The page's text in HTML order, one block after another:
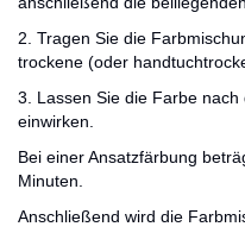
2. Tragen Sie die
trockene (oder
3. Lassen Sie die Farbe
einwirken.
Bei einer Ansatzfärbung
Minuten.
Anschließend wird die